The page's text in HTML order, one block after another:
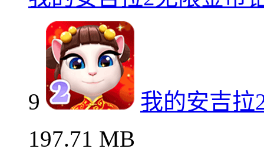
9
我的安吉拉
197.71 MB